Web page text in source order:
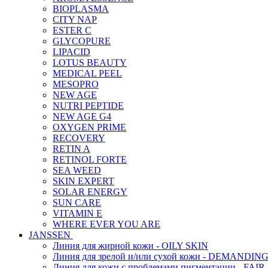
BIOPLASMA
CITY NAP
ESTER C
GLYCOPURE
LIPACID
LOTUS BEAUTY
MEDICAL PEEL
MESOPRO
NEW AGE
NUTRI PEPTIDE
NEW AGE G4
OXYGEN PRIME
RECOVERY
RETIN A
RETINOL FORTE
SEA WEED
SKIN EXPERT
SOLAR ENERGY
SUN CARE
VITAMIN E
WHERE EVER YOU ARE
JANSSEN
Линия для жирной кожи - OILY SKIN
Линия для зрелой и/или сухой кожи -